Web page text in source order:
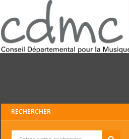
RECHERCHER